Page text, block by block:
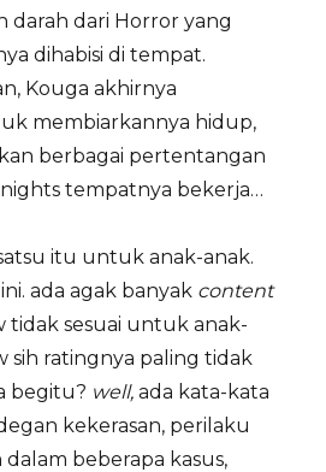
darah dari Horror yang
dihabisi di tempat.
Kouga akhirnya
membiarkannya hidup,
berbagai pertentangan
tempatnya bekerja…
itu untuk anak-anak.
ada agak banyak content
sesuai untuk anak-
sih ratingnya paling tidak
begitu? well,ada kata-kata
kekerasan, perilaku
beberapa kasus,